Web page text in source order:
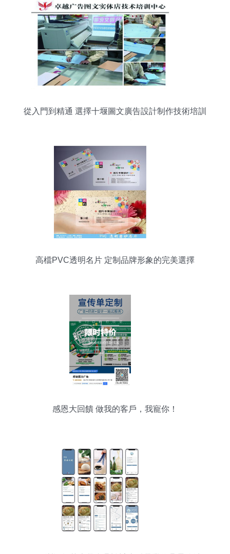
從入門到精通 選擇十堰圖文廣告設計制作技術培訓
高檔PVC透明名片 定制品牌形象的完美選擇
感恩大回饋 做我的客戶，我寵你！